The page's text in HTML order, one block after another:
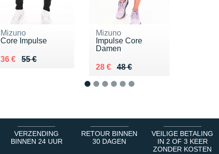
Mizuno
Core Impulse
55 €
Au lieu de 55 €
36 €
Vendu 36 €
Mizuno
Impulse Core
Damen
48 €
Au lieu de 48 €
28 €
Vendu 28 €
VERZENDING
BINNEN 24 UUR
RETOUR BINNEN
30 DAGEN
VEILIGE BETALING
IN 2 OF 3 KEER
ZONDER KOSTEN